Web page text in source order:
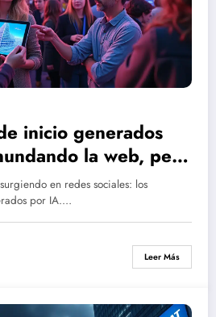
inicio generados
la web, pero
reacciones mixtas.
en redes sociales: los
por IA.…
Leer Más